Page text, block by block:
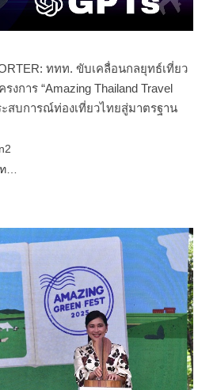
ททท. ขับเคลื่อนกลยุทธ์เที่ยว
การ “Amazing Thailand Travel
ะสบการณ์ท่องเที่ยวไทยสู่มาตรฐาน
ท…